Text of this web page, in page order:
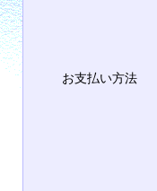
お支払い方法